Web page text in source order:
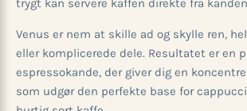
trygt kan servere kaffen direkte fra
Venus er nem at skille ad og skylle ren,
eller komplicerede dele. Resultatet er en
espressokande, der giver dig en
som udgør den perfekte base for